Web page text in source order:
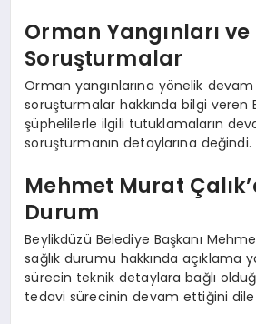
Orman Yangınları ve
Soruşturmalar
Orman yangınlarına yönelik
soruşturmalar hakkında bilgi veren
şüphelilerle ilgili tutuklamaların
soruşturmanın detaylarına değindi.
Mehmet Murat
Durum
Beylikdüzü Belediye Başkanı
sağlık durumu hakkında açıklama
sürecin teknik detaylara bağlı
tedavi sürecinin devam ettiğini